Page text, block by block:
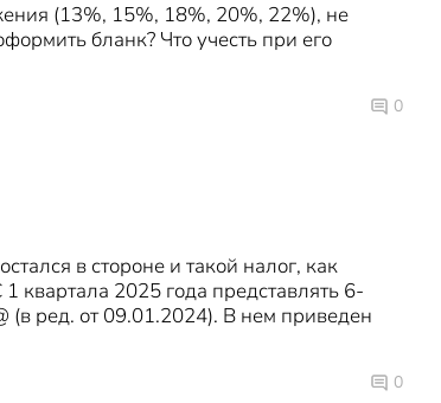
(13%, 15%, 18%, 20%, 22%), не
бланк? Что учесть при его
0
в стороне и такой налог, как
2025 года представлять 6-
ред. от 09.01.2024). В нем приведен
0